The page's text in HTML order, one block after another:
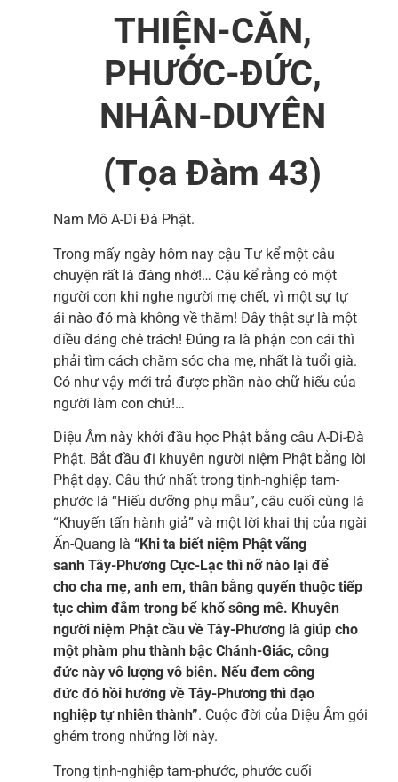
THIỆN-CĂN,
PHƯỚC-ĐỨC,
NHÂN-DUYÊN
(Tọa Đàm 43)
Nam Mô A-Di Đà Phật.
Trong mấy ngày hôm nay cậu Tư kể một câu
chuyện rất là đáng nhớ!… Cậu kể rằng có một
người con khi nghe người mẹ chết, vì một sự tự
ái nào đó mà không về thăm! Đây thật sự là một
điều đáng chê trách! Đúng ra là phận con cái thì
phải tìm cách chăm sóc cha mẹ, nhất là tuổi già.
Có như vậy mới trả được phần nào chữ hiếu của
người làm con chứ!…
Diệu Âm này khởi đầu học Phật bằng câu A-Di-Đà
Phật. Bắt đầu đi khuyên người niệm Phật bằng lời
Phật dạy. Câu thứ nhất trong tịnh-nghiệp tam-
phước là “Hiếu dưỡng phụ mẫu”, câu cuối cùng là
“Khuyến tấn hành giả” và một lời khai thị của ngài
Ấn-Quang là “Khi ta biết niệm Phật vãng
sanh Tây-Phương Cực-Lạc thì nỡ nào lại để
cho cha mẹ, anh em, thân bằng quyến thuộc tiếp
tục chìm đắm trong bể khổ sông mê. Khuyên
người niệm Phật cầu về Tây-Phương là giúp cho
một phàm phu thành bậc Chánh-Giác, công
đức này vô lượng vô biên. Nếu đem công
đức đó hồi hướng về Tây-Phương thì đạo
nghiệp tự nhiên thành”. Cuộc đời của Diệu Âm gói
ghém trong những lời này.
Trong tịnh-nghiệp tam-phước, phước cuối